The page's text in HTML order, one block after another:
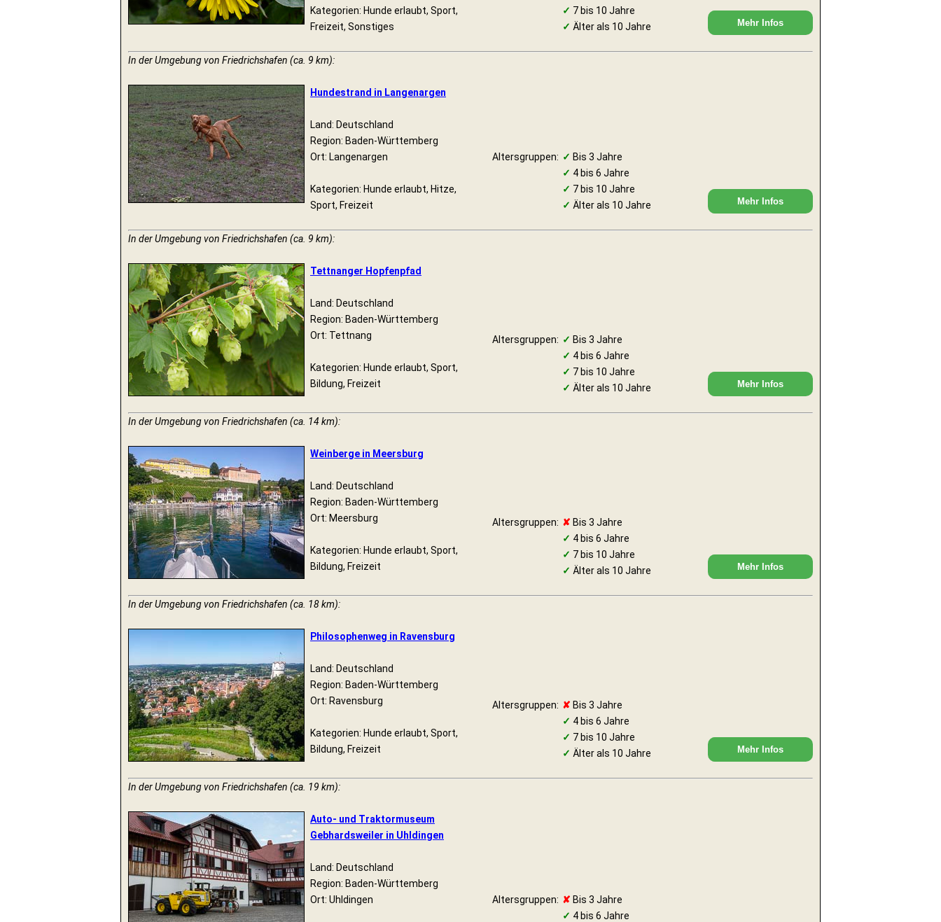
Kategorien: Hunde erlaubt, Sport,
Freizeit, Sonstiges
✓ 7 bis 10 Jahre
✓ Älter als 10 Jahre Mehr Infos
In der Umgebung von Friedrichshafen (ca. 9 km):
Hundestrand in Langenargen
Land: Deutschland
Region: Baden-Württemberg
Ort: Langenargen
Kategorien: Hunde erlaubt, Hitze,
Sport, Freizeit
Altersgruppen: ✓ Bis 3 Jahre
✓ 4 bis 6 Jahre
✓ 7 bis 10 Jahre
✓ Älter als 10 Jahre Mehr Infos
In der Umgebung von Friedrichshafen (ca. 9 km):
Tettnanger Hopfenpfad
Land: Deutschland
Region: Baden-Württemberg
Ort: Tettnang
Kategorien: Hunde erlaubt, Sport,
Bildung, Freizeit
Altersgruppen: ✓ Bis 3 Jahre
✓ 4 bis 6 Jahre
✓ 7 bis 10 Jahre
✓ Älter als 10 Jahre Mehr Infos
In der Umgebung von Friedrichshafen (ca. 14 km):
Weinberge in Meersburg
Land: Deutschland
Region: Baden-Württemberg
Ort: Meersburg
Kategorien: Hunde erlaubt, Sport,
Bildung, Freizeit
Altersgruppen: ✘ Bis 3 Jahre
✓ 4 bis 6 Jahre
✓ 7 bis 10 Jahre
✓ Älter als 10 Jahre Mehr Infos
In der Umgebung von Friedrichshafen (ca. 18 km):
Philosophenweg in Ravensburg
Land: Deutschland
Region: Baden-Württemberg
Ort: Ravensburg
Kategorien: Hunde erlaubt, Sport,
Bildung, Freizeit
Altersgruppen: ✘ Bis 3 Jahre
✓ 4 bis 6 Jahre
✓ 7 bis 10 Jahre
✓ Älter als 10 Jahre Mehr Infos
In der Umgebung von Friedrichshafen (ca. 19 km):
Auto- und Traktormuseum
Gebhardsweiler in Uhldingen
Land: Deutschland
Region: Baden-Württemberg
Ort: Uhldingen
Altersgruppen: ✘ Bis 3 Jahre
✓ 4 bis 6 Jahre